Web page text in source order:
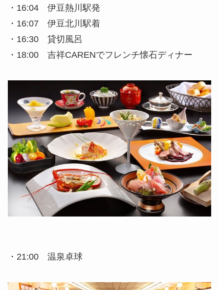
・16:04 伊豆熱川駅発
・16:07 伊豆北川駅着
・16:30 貸切風呂
・18:00 吉祥CARENでフレンチ懐石ディナー
・21:00 温泉卓球